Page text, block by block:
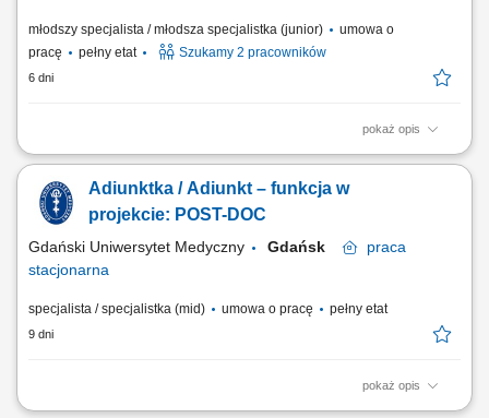
młodszy specjalista / młodsza specjalistka (junior)
umowa o
pracę
pełny etat Szukamy 2 pracowników
6 dni
pokaż opis
w ramach realizowanego projektu pt. „Toward tumor-agnostic multiomic
finansowany przez Agencję Badań Medycznych w ramach programu
TRANSMED I . Miejsce pracy: Gdańsk wymiar czasu pracy: 2 x 1 etat
Adiunktka / Adiunkt – funkcja w
projekcie: POST-DOC
Gdański Uniwersytet Medyczny Gdańsk
praca
stacjonarna
specjalista / specjalistka (mid) umowa o pracę pełny etat
9 dni
pokaż opis
w ramach realizowanego projektu pt. „Toward tumor-agnostic multiomic